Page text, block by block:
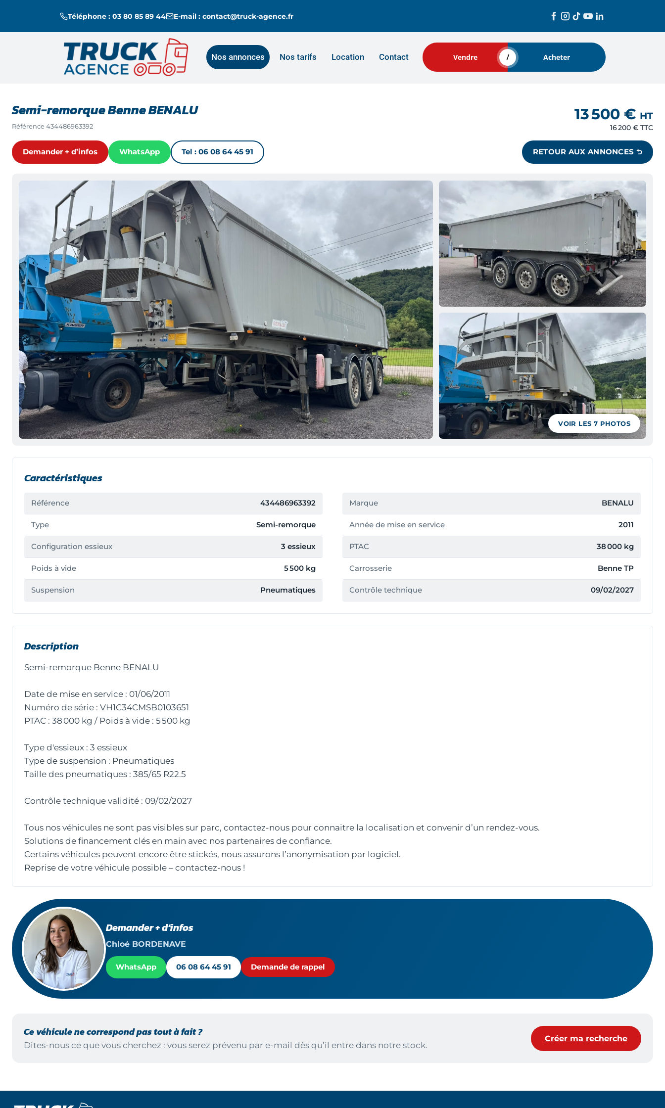
Téléphone : 03 80 85 89 44 E-mail : contact@truck-agence.fr
Nos annonces Nos tarifs Location Contact Vendre Acheter
Semi-remorque Benne BENALU
Référence434486963392
13 500 € HT
16 200 € TTC
Demander + d’infos WhatsApp Tel : 06 08 64 45 91 RETOUR AUX ANNONCES ⮌
VOIR LES 7 PHOTOS
Caractéristiques
Référence 434486963392 Marque BENALU
Type Semi-remorque Année de mise en service 2011
Configuration essieux 3 essieux PTAC 38 000 kg
Poids à vide 5 500 kg Carrosserie Benne TP
Suspension Pneumatiques Contrôle technique 09/02/2027
Description
Semi-remorque Benne BENALU
Date de mise en service : 01/06/2011
Numéro de série : VH1C34CMSB0103651
PTAC : 38 000 kg / Poids à vide : 5 500 kg
Type d'essieux : 3 essieux
Type de suspension : Pneumatiques
Taille des pneumatiques : 385/65 R22.5
Contrôle technique validité : 09/02/2027
Tous nos véhicules ne sont pas visibles sur parc, contactez-nous pour connaitre la localisation et convenir d’un rendez-vous.
Solutions de financement clés en main avec nos partenaires de confiance.
Certains véhicules peuvent encore être stickés, nous assurons l’anonymisation par logiciel.
Reprise de votre véhicule possible – contactez-nous !
Demander + d’infos
Chloé BORDENAVE
WhatsApp 06 08 64 45 91 Demande de rappel
Ce véhicule ne correspond pas tout à fait ?
Dites-nous ce que vous cherchez : vous serez prévenu par e-mail dès qu’il entre dans notre stock.
Créer ma recherche